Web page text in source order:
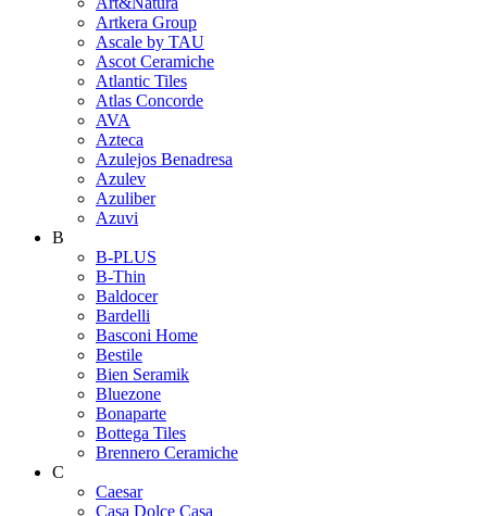
Artkera Group
Ascale by TAU
Ascot Ceramiche
Atlantic Tiles
Atlas Concorde
AVA
Azteca
Azulejos Benadresa
Azulev
Azuliber
Azuvi
B
B-PLUS
B-Thin
Baldocer
Bardelli
Basconi Home
Bestile
Bien Seramik
Bluezone
Bonaparte
Bottega Tiles
Brennero Ceramiche
C
Caesar
Casa Dolce Casa